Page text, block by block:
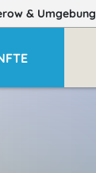
& Umgebung